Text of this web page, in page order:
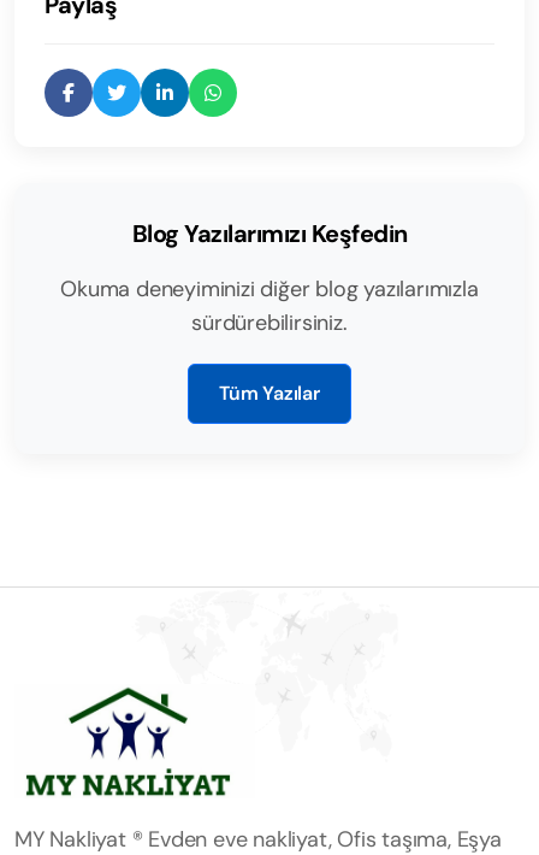
Blog Yazılarımızı Keşfedin
Okuma deneyiminizi diğer blog yazılarımızla
sürdürebilirsiniz.
Tüm Yazılar
MY Nakliyat ® Evden eve nakliyat, Ofis taşıma, Eşya